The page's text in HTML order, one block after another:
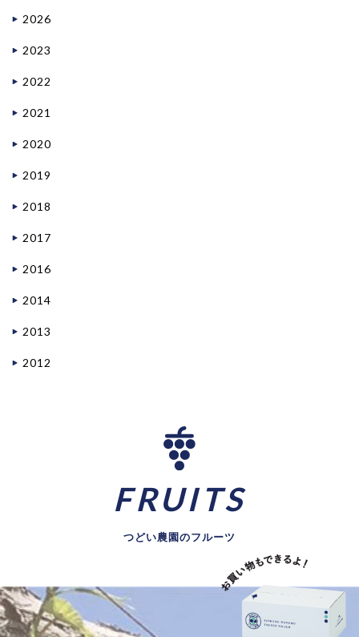
2026
2023
2022
2021
2020
2019
2018
2017
2016
2014
2013
2012
FRUITS
つどい農園のフルーツ